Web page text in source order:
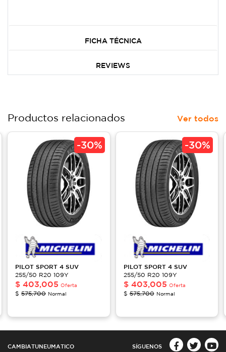
FICHA TÉCNICA
REVIEWS
Productos relacionados Ver todos
-30%
PILOT SPORT 4 SUV
255/50 R20 109Y
$ 403,005 Oferta
$ 575,700 Normal
-30%
PILOT SPORT 4 SUV
255/50 R20 109Y
$ 403,005 Oferta
$575,700 Normal
CAMBIATUNEUMATICO SÍGUENOS